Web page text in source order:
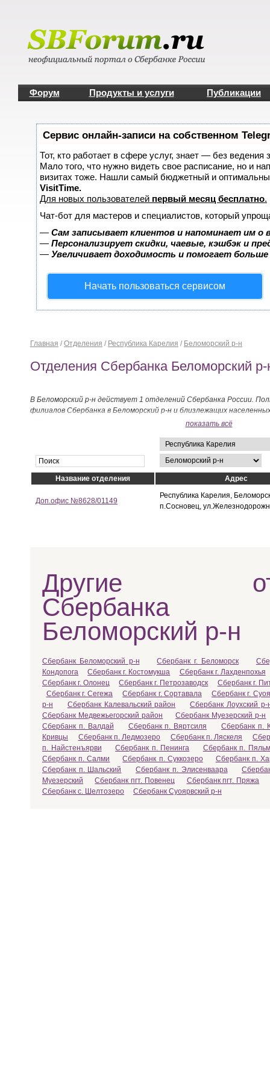
Форум Продукты и услуги Публикации
Сервис онлайн-записи на собственном
Тот, кто работает в сфере услуг, знает — без ведения
Мало того, что нужно видеть свое расписание, но и
визитах тоже. Нашли самый бюджетный и
VisitTime.
Для новых пользователей первый месяц бесплатно.
Чат-бот для мастеров и специалистов, который
— Сам записывает клиентов и напоминает им о
— Персонализирует скидки, чаевые, кэшбэк и
— Увеличивает доходимость и помогает
Начать пользоваться сервисом
Главная / Отделения / Республика Карелия / Беломорский р-н
Отделения Сбербанка Беломорский р-
В Беломорский р-н действует 1 отделений Сбербанка России.
филиалов Сбербанка в Беломорский р-н и близлежащих
показать всё
Название отделения Адрес
Доп.офис №8628/01149
Республика Карелия,
п.Сосновец,
Другие
Сбербанка
Беломорский р-н
Сбербанк Беломорский р-н Сбербанк г. Беломорск
Кондопога
Сбербанк г. Костомукша
Сбербанк г. Лахденпохья
Сбербанк г. Олонец
Сбербанк г. Петрозаводск
Сбербанк г.
Сбербанк г. Сегежа
Сбербанк г. Сортавала
Сбербанк г.
р-н
Сбербанк Калевальский район
Сбербанк Лоухский р-
Сбербанк Медвежьегорский район
Сбербанк Муезерский р-н
Сбербанк п. Валдай
Сбербанк п. Вяртсиля
Сбербанк п.
Кривцы
Сбербанк п. Ледмозеро Сбербанк п. Ляскеля
п. Найстенъярви
Сбербанк п. Пенинга
Сбербанк п.
Сбербанк п. Салми
Сбербанк п. Суккозеро
Сбербанк п.
Сбербанк п. Шальский
Сбербанк п. Элисенваара
Муезерский
Сбербанк пгт. Повенец
Сбербанк пгт. Пряжа
Сбербанк с. Шелтозеро
Сбербанк Суоярвский р-н